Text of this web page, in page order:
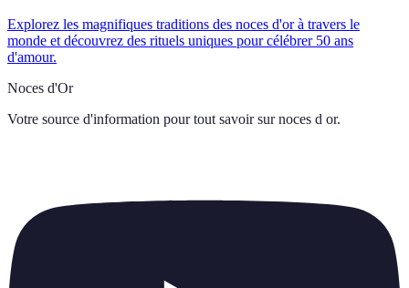
Explorez les magnifiques traditions des noces d'or à travers le
monde et découvrez des rituels uniques pour célébrer 50 ans
d'amour.
Noces d'Or
Votre source d'information pour tout savoir sur noces d or.